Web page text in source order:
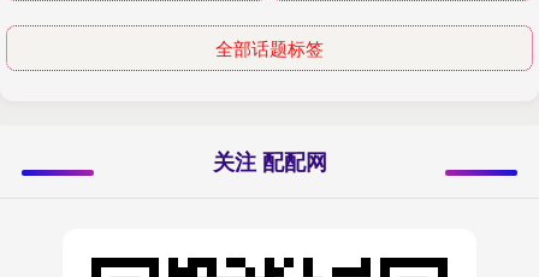
全部话题标签
关注 配配网